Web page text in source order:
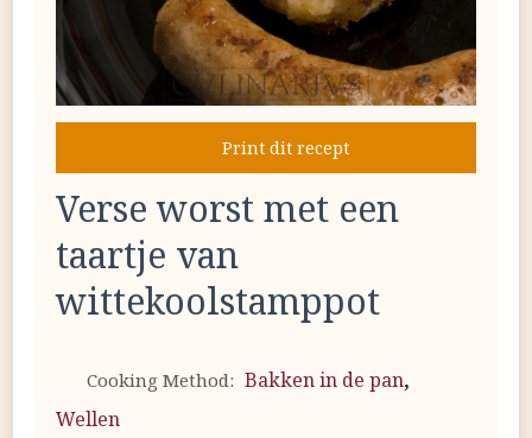
Print dit recept
Verse worst met een
taartje van
wittekoolstamppot
Cooking Method: Bakken in de pan,
Wellen